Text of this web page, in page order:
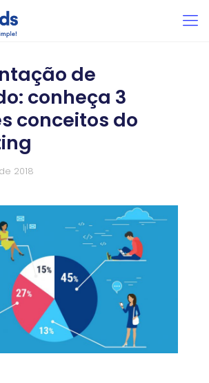
de
conheça 3
conceitos do
2018